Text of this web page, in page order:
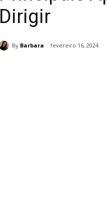
Dirigir
By Barbara fevereiro 16, 2024